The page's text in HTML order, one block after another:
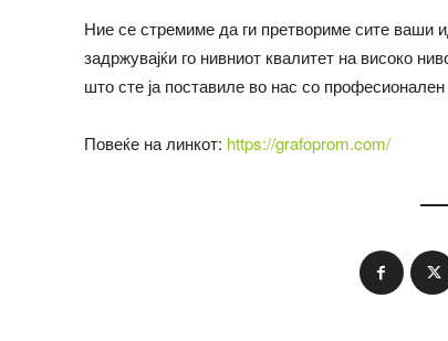
Ние се стремиме да ги претвориме сите ваши
задржувајќи го нивниот квалитет на високо
што сте ја поставиле во нас со
Повеќе на линкот: https://grafoprom.com/